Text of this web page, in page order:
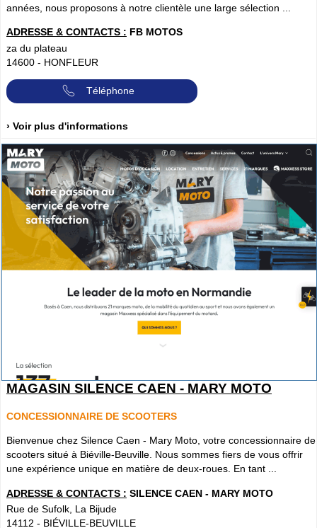
années, nous proposons à notre clientèle une large sélection ...
ADRESSE & CONTACTS : FB MOTOS
za du plateau
14600 - HONFLEUR
Téléphone
› Voir plus d'informations
MAGASIN SILENCE CAEN - MARY MOTO
CONCESSIONNAIRE DE SCOOTERS
Bienvenue chez Silence Caen - Mary Moto, votre concessionnaire de
scooters situé à Biéville-Beuville. Nous sommes fiers de vous offrir
une expérience unique en matière de deux-roues. En tant ...
ADRESSE & CONTACTS : SILENCE CAEN - MARY MOTO
Rue de Sufolk, La Bijude
14112 - BIÉVILLE-BEUVILLE